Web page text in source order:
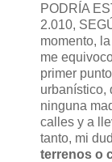
PODRÍA
2.010,
momento,
me
primer
urbanístico,
ninguna
calles y a
tanto, mi
terrenos o